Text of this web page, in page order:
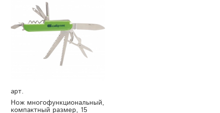
арт.
Нож многофункциональный,
компактный размер, 15